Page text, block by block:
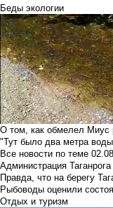
Беды экологии
О том, как обмелел Миус
"Тут было два метра
Все новости по теме
Администрация
Правда, что на берегу
Рыбоводы оценили
Отдых и туризм